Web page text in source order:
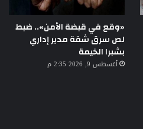
«وقع في قبضة الأمن».. ضبط
لص سرق شقة مدير إداري
بشبرا الخيمة
أغسطس 9, 2026 2:35 م